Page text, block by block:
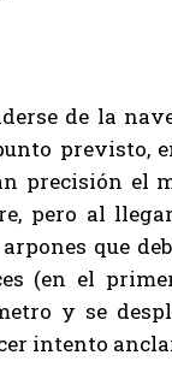
de la
previsto,
precisión el
pero al
que
(en el
y se
intento